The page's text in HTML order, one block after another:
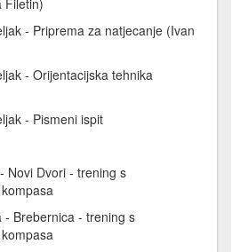
- Priprema za natjecanje (Ivan
- Orijentacijska tehnika
- Pismeni ispit
Novi Dvori - trening s
Brebernica - trening s